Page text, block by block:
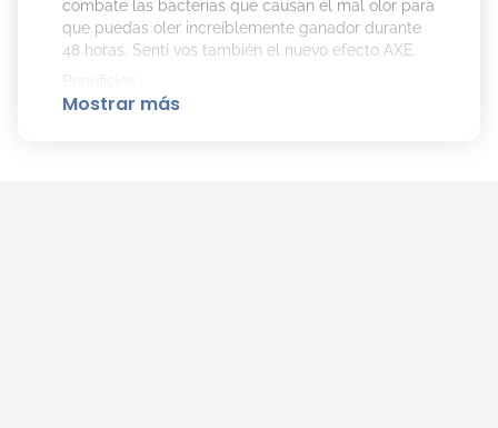
combate las bacterias que causan el mal olor para
que puedas oler increíblemente ganador durante
48 horas. Sentí vos también el nuevo efecto AXE.
Perfume fresco. Protección contra el mal olor.
Mostrar más